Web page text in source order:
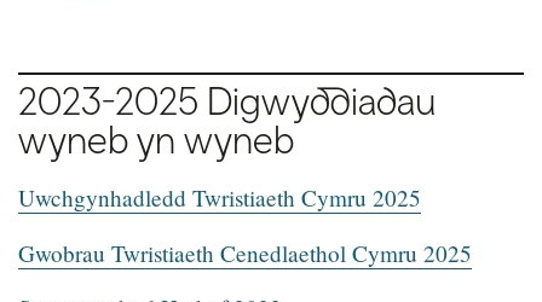
2023-2025 Digwyddiadau
wyneb yn wyneb
Uwchgynhadledd Twristiaeth Cymru 2025
Gwobrau Twristiaeth Cenedlaethol Cymru 2025